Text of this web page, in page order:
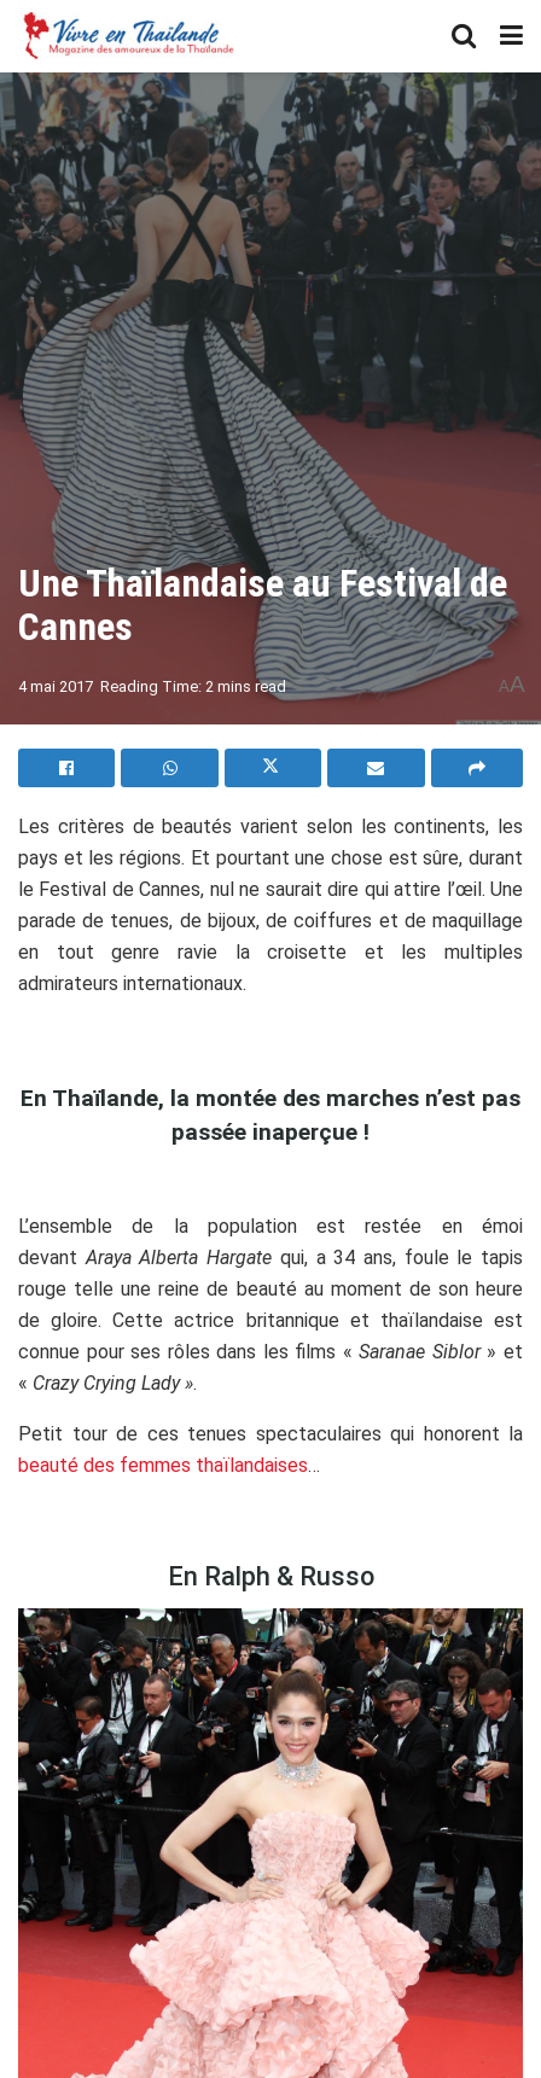
Une Thaïlandaise au Festival de
Cannes
4 mai 2017 Reading Time: 2 mins read AA
Les critères de beautés varient selon les continents, les
pays et les régions. Et pourtant une chose est sûre, durant
le Festival de Cannes, nul ne saurait dire qui attire l’œil. Une
parade de tenues, de bijoux, de coiffures et de maquillage
en tout genre ravie la croisette et les multiples
admirateurs internationaux.
En Thaïlande, la montée des marches n’est pas
passée inaperçue !
L’ensemble de la population est restée en émoi
devantAraya Alberta Hargate qui, a 34 ans, foule le tapis
rouge telle une reine de beauté au moment de son heure
de gloire. Cette actrice britannique et thaïlandaise est
connue pour ses rôles dans les films «Saranae Siblor» et
« Crazy Crying Lady ».
Petit tour de ces tenues spectaculaires qui honorent la
beauté des femmes thaïlandaises…
En Ralph & Russo